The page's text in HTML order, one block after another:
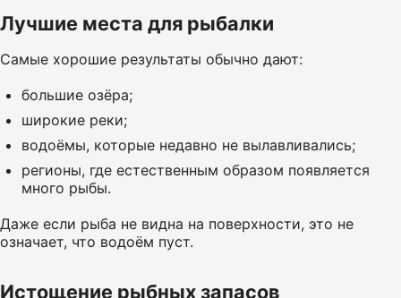
Лучшие места для рыбалки
Самые хорошие результаты обычно дают:
большие озёра;
широкие реки;
водоёмы, которые недавно не вылавливались;
регионы, где естественным образом появляется
много рыбы.
Даже если рыба не видна на поверхности, это не
означает, что водоём пуст.
Истощение рыбных запасов